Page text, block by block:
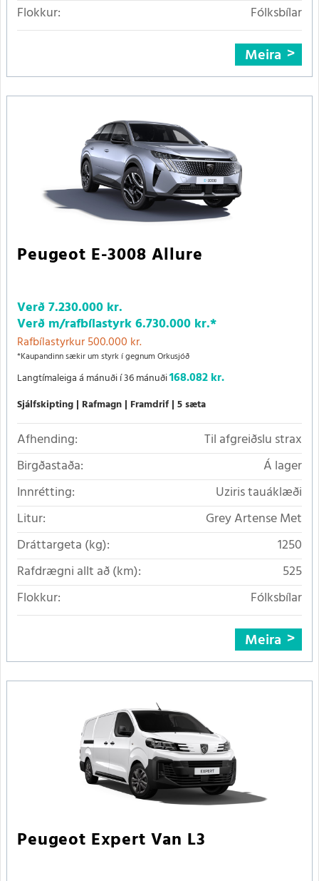
Flokkur: Fólksbílar
Meira
Peugeot E-3008 Allure
Verð7.230.000 kr.
Verð m/rafbílastyrk6.730.000 kr.*
Rafbílastyrkur 500.000 kr.
*Kaupandinn sækir um styrk í gegnum Orkusjóð
Langtímaleiga á mánuði í 36 mánuði168.082 kr.
Sjálfskipting Rafmagn Framdrif 5 sæta
Afhending:
Til afgreiðslu strax
Birgðastaða:
Á lager
Innrétting:
Uziris tauáklæði
Litur:
Grey Artense Met
Dráttargeta (kg):
1250
Rafdrægni allt að (km):
525
Flokkur:
Fólksbílar
Meira
Peugeot Expert Van L3